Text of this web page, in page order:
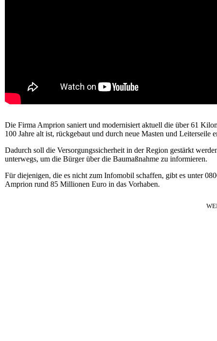
Die Firma Amprion saniert und modernisiert aktuell die über 61
100 Jahre alt ist, rückgebaut und durch neue Masten und Leiterseile
Dadurch soll die Versorgungssicherheit in der Region gestärkt
unterwegs, um die Bürger über die Baumaßnahme zu informieren.
Für diejenigen, die es nicht zum Infomobil schaffen, gibt es unter
Amprion rund 85 Millionen Euro in das Vorhaben.